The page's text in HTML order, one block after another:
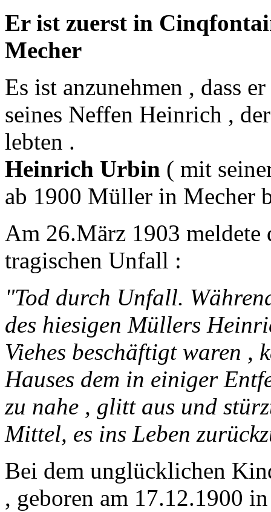
Er ist zuerst in
Mecher
Es ist anzunehmen , dass
seines Neffen Heinrich ,
lebten .
Heinrich Urbin ( mit
ab 1900 Müller in Mecher
Am 26.März 1903 meldete
tragischen Unfall :
"Tod durch Unfall.
des hiesigen Müllers
Viehes beschäftigt waren ,
Hauses dem in einiger
zu nahe , glitt aus und
Mittel, es ins Leben
Bei dem unglücklichen
, geboren am 17.12.1900